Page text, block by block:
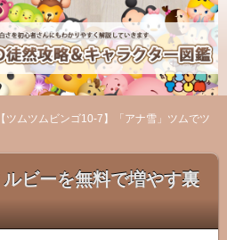
【ツムツムビンゴ10-7】「アナ雪」ツムでツ
ビーを無料で増やす裏